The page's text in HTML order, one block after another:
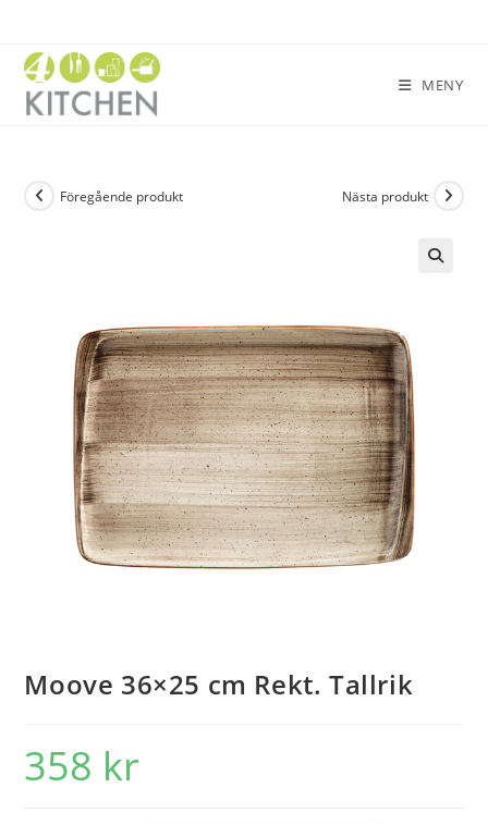
MENY
Föregående produkt Nästa produkt
Moove 36×25 cm Rekt. Tallrik
358 kr